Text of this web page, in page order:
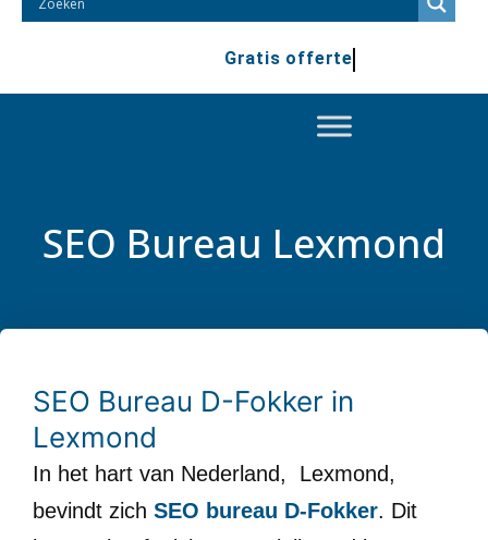
Gratis offerte
SEO Bureau Lexmond
SEO Bureau D-Fokker in
Lexmond
In het hart van Nederland, Lexmond,
bevindt zich SEO bureau D-Fokker. Dit